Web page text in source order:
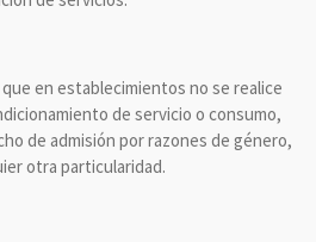
en establecimientos no se realice
de servicio o consumo,
de admisión por razones de género,
otra particularidad.